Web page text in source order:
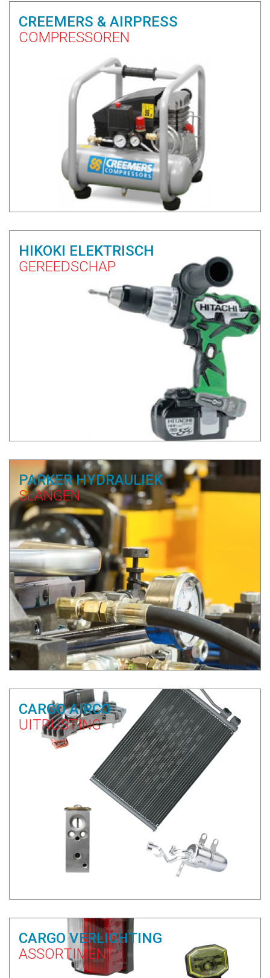
CREEMERS & AIRPRESS
COMPRESSOREN
HIKOKI ELEKTRISCH
GEREEDSCHAP
PARKER HYDRAULIEK
SLANGEN
CARGO AIRCO
UITRUSTING
CARGO VERLICHTING
ASSORTIMENT